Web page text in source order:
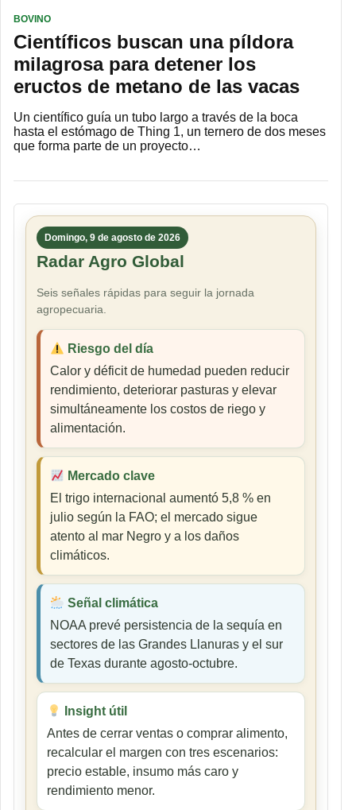
BOVINO
Científicos buscan una píldora
milagrosa para detener los
eructos de metano de las vacas
Un científico guía un tubo largo a través de la boca
hasta el estómago de Thing 1, un ternero de dos meses
que forma parte de un proyecto…
Domingo, 9 de agosto de 2026
Radar Agro Global
Seis señales rápidas para seguir la jornada
agropecuaria.
Riesgo del día
Calor y déficit de humedad pueden reducir
rendimiento, deteriorar pasturas y elevar
simultáneamente los costos de riego y
alimentación.
Mercado clave
El trigo internacional aumentó 5,8 % en
julio según la FAO; el mercado sigue
atento al mar Negro y a los daños
climáticos.
Señal climática
NOAA prevé persistencia de la sequía en
sectores de las Grandes Llanuras y el sur
de Texas durante agosto-octubre.
Insight útil
Antes de cerrar ventas o comprar alimento,
recalcular el margen con tres escenarios:
precio estable, insumo más caro y
rendimiento menor.